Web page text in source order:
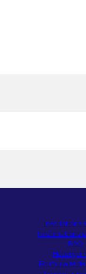
Inscriptions
Informations
FAQ
Formulaire